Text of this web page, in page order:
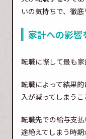
いの気持ちで、徹底
家計への影響
転職に際して最も家
転職によって結果
入が減ってしまうこ
転職先での給与支
途絶えてしまう時